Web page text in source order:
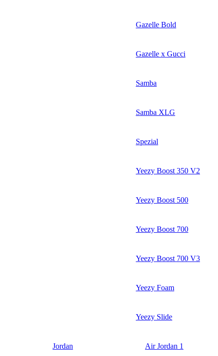
Gazelle Bold
Gazelle x Gucci
Samba
Samba XLG
Spezial
Yeezy Boost 350 V2
Yeezy Boost 500
Yeezy Boost 700
Yeezy Boost 700 V3
Yeezy Foam
Yeezy Slide
Jordan Air Jordan 1